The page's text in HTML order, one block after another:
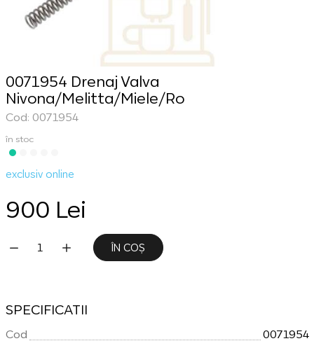
0071954 Drenaj Valva
Nivona/Melitta/Miele/Ro
Cod: 0071954
în stoc
exclusiv online
900 Lei
ÎN COȘ
SPECIFICATII
Cod 0071954